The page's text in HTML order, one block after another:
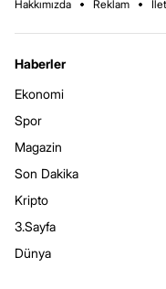
Hakkımızda Reklam
Haberler
Ekonomi
Spor
Magazin
Son Dakika
Kripto
3.Sayfa
Dünya